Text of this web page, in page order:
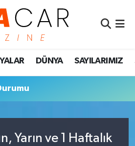
DÜNYA SAYILARIMIZ
Yarın ve 1 Haftalık
Eczaneler
Vakitleri
ve Fikstür